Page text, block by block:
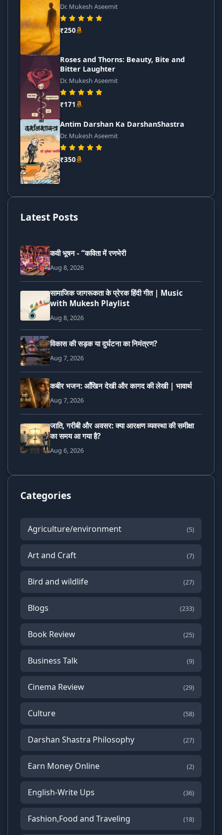
Dr. Mukesh Aseemit
₹250
Roses and Thorns: Beauty, Bite and
Bitter Laughter
Dr. Mukesh Aseemit
₹171
Antim Darshan Ka DarshanShastra
Dr. Mukesh Aseemit
₹350
Latest Posts
कवी भूषन - “कविता में रणभेरी
Aug 8, 2026
सामाजिक जागरूकता के प्रेरक हिंदी गीत | Music
with Mukesh Playlist
Aug 8, 2026
विकास की सड़क या दुर्घटना का निमंत्रण?
Aug 7, 2026
कबीर भजन: आँखिन देखी और कागद की लेखी | भावार्थ
Aug 7, 2026
जाति, गरीबी और अवसर: क्या आरक्षण व्यवस्था की समीक्षा
का समय आ गया है?
Aug 6, 2026
Categories
Agriculture/environment (5)
Art and Craft (7)
Bird and wildlife (27)
Blogs (233)
Book Review (25)
Business Talk (9)
Cinema Review (29)
Culture (58)
Darshan Shastra Philosophy (27)
Earn Money Online (2)
English-Write Ups (36)
Fashion,Food and Traveling (18)